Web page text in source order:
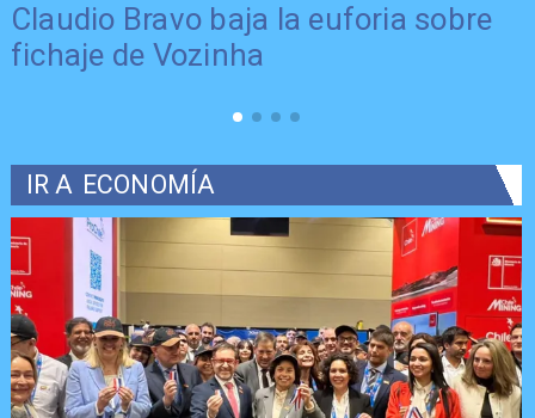
Claudio Bravo baja la euforia sobre
fichaje de Vozinha
IR A ECONOMÍA